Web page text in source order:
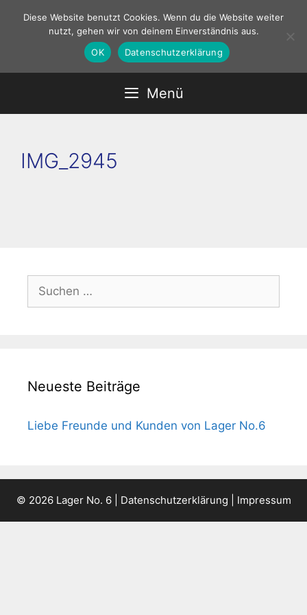
Inhalt
Menü
IMG_2945
nach:
Neueste Beiträge
Liebe Freunde und Kunden von Lager No.6
© 2026 Lager No. 6 | Datenschutzerklärung Impressum
Diese Website benutzt Cookies. Wenn du die Website weiter
nutzt, gehen wir von deinem Einverständnis aus.
OK
Datenschutzerklärung